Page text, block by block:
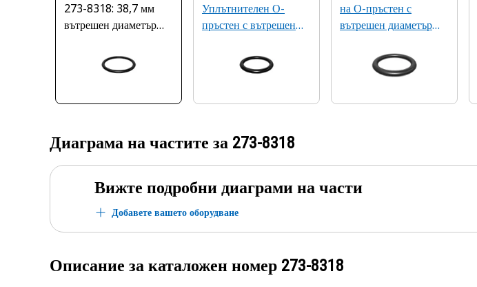
273-8318: 38,7 мм
вътрешен диаметър
Уплътнителен О-
пръстен с вътрешен
на О-пръстен с
вътрешен диаметър
Диаграма на частите за 273-8318
Вижте подробни диаграми на части
Добавете вашето оборудване
Описание за каталожен номер 273-8318